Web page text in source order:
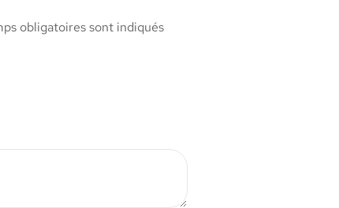
obligatoires sont indiqués